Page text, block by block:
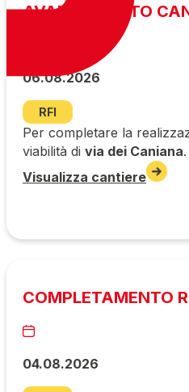
AVANZAMENTO
06.08.2026
RFI
Per completare la
viabilità di via dei Caniana.
Visualizza cantiere
COMPLETAMENTO
04.08.2026